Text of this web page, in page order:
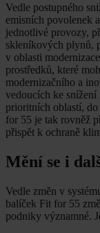
Vedle postupného
emisních povolenek
jednotlivé provozy,
skleníkových plynů,
v oblasti
prostředků, které
modernizačního a
vedoucích ke
prioritních oblastí,
for 55 je tak rovněž
přispět k ochraně
Mění se i
Vedle změn v
balíček Fit for 55
podniky významné.